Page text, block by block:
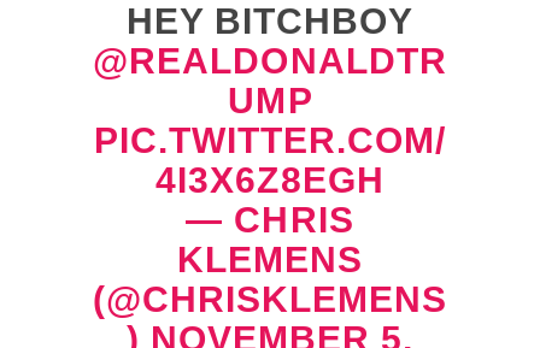
HEY BITCHBOY
@REALDONALDTR
UMP
PIC.TWITTER.COM/
4I3X6Z8EGH
— CHRIS
KLEMENS
(@CHRISKLEMENS
) NOVEMBER 5,